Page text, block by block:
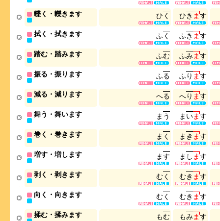
轢く・轢きます ひ く ひき ます
拭く・拭きます ふ く ふき ます
踏む・踏みます ふむ ふみます
振る・振ります ふる ふ り ます
減る・減ります へる へり ます
舞う・舞います ま う ま います
巻く・巻きます ま く ま き ます
増す・増します ます ま し ます
剥く・剥きます むく むき ます
向く・向きます むく むき ます
揉む・揉みます もむ もみます